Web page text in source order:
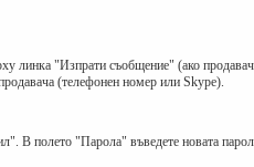
линка "Изпрати съобщение" (ако
(телефонен номер или Skype).
В полето "Парола" въведете новата